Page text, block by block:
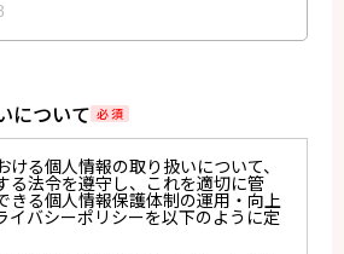
について 必 須
る個人情報の取り扱いについて、
る法令を遵守し、これを適切に管
きる個人情報保護体制の運用・向上
イバシーポリシーを以下のように定